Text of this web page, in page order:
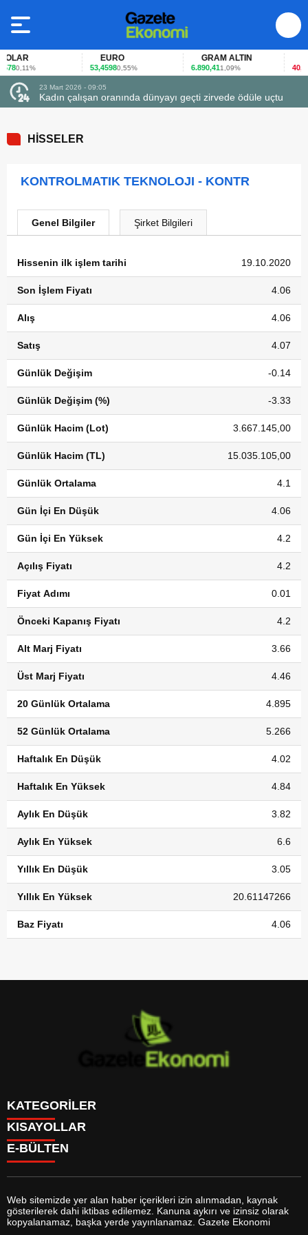
0,11%
EURO
53,45980,55%
GRAM ALTIN
6.890,411,09% 40,65
23 Mart 2026 - 09:05
Kadın çalışan oranında dünyayı geçti zirvede ödüle uçtu
HİSSELER
KONTROLMATIK TEKNOLOJI - KONTR
Genel Bilgiler Şirket Bilgileri
Hissenin ilk işlem tarihi 19.10.2020
Son İşlem Fiyatı 4.06
Alış 4.06
Satış 4.07
Günlük Değişim -0.14
Günlük Değişim (%) -3.33
Günlük Hacim (Lot) 3.667.145,00
Günlük Hacim (TL) 15.035.105,00
Günlük Ortalama 4.1
Gün İçi En Düşük 4.06
Gün İçi En Yüksek 4.2
Açılış Fiyatı 4.2
Fiyat Adımı 0.01
Önceki Kapanış Fiyatı 4.2
Alt Marj Fiyatı 3.66
Üst Marj Fiyatı 4.46
20 Günlük Ortalama 4.895
52 Günlük Ortalama 5.266
Haftalık En Düşük 4.02
Haftalık En Yüksek 4.84
Aylık En Düşük 3.82
Aylık En Yüksek 6.6
Yıllık En Düşük 3.05
Yıllık En Yüksek 20.61147266
Baz Fiyatı 4.06
KATEGORİLER
GÜNDEM
DÜNYA
SİYASET
MAGAZİN
SAĞLIK
EĞİTİM
YAŞAM
KISAYOLLAR
BURÇLAR
FİKSTÜR
FİRMA EKLE
FİRMA REHBERİ
E-BÜLTEN
gazeteekonomi.com e-bültenine abone olarak, tarafınıza haber,
Web sitemizde yer alan haber içerikleri izin alınmadan, kaynak
gösterilerek dahi iktibas edilemez. Kanuna aykırı ve izinsiz olarak
kopyalanamaz, başka yerde yayınlanamaz. Gazete Ekonomi